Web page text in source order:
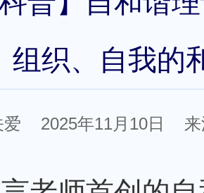
组织、自我的
爱 2025年11月10日 来